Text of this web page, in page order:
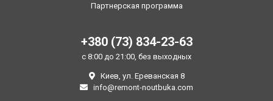
Партнерская программа
+380 (73) 834-23-63
с 8:00 до 21:00, без выходных
Киев, ул. Ереванская 8
info@remont-noutbuka.com